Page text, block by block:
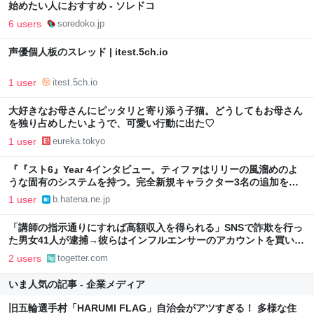
始めたい人におすすめ - ソレドコ
6 users soredoko.jp
声優個人板のスレッド | itest.5ch.io
1 user itest.5ch.io
大好きなお母さんにピッタリと寄り添う子猫。どうしてもお母さん
を独り占めしたいようで、可愛い行動に出た♡
1 user eureka.tokyo
『『スト6』Year 4インタビュー。ティファはリリーの風溜めのよ
うな固有のシステムを持つ。完全新規キャラクター3名の追加を決
めたのはユーザー年齢層の変化が理由のひとつ | ゲーム・エンタメ
最新情報のファミ通.com』へのコメント
1 user b.hatena.ne.jp
「講師の指示通りにすれば高額収入を得られる」SNSで詐欺を行っ
た男女41人が逮捕→彼らはインフルエンサーのアカウントを買い取
って、なりすましていた
2 users togetter.com
いま人気の記事 - 企業メディア
旧五輪選手村「HARUMI FLAG」自治会がアツすぎる！ 多様な住